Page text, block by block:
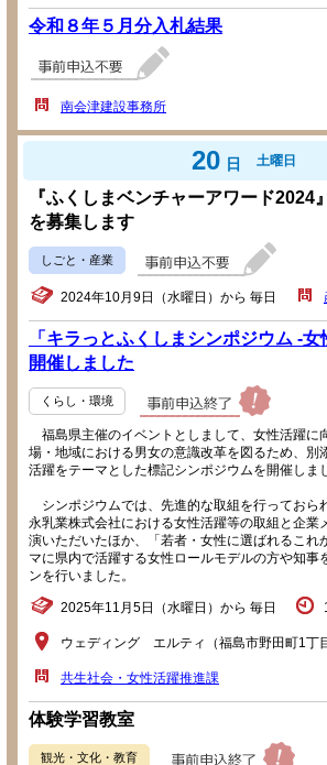
令和８年５月分入札結果
南会津建設事務所
20 日 土曜日
『ふくしまベンチャーアワード2024
を募集します
しごと・産業
2024年10月9日（水曜日）から 毎日
「キラっとふくしまシンポジウム -
開催しました
くらし・環境
福島県主催のイベントとしまして、女性活躍に
場・地域における男女の意識改革を図るため、別
活躍をテーマとした標記シンポジウムを開催しま
シンポジウムでは、先進的な取組を行っておら
永乳業株式会社における女性活躍等の取組と企業
演いただいたほか、「若者・女性に選ばれるこれ
マに県内で活躍する女性ロールモデルの方や知事
ンを行いました。
2025年11月5日（水曜日）から 毎日
ウェディング エルティ（福島市野田町1丁
共生社会・女性活躍推進課
体験学習教室
観光・文化・教育